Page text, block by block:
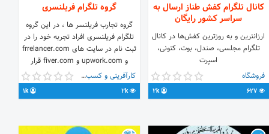
کانال تلگرام کفش طناز ارسال به
سراسر کشور رایگان
ارزانترین و به روزترین کفش‌ها در کانال
تلگرام مجلسی، صندل، بوت، کتونی،
اسپرت
فروشگاه
627
2k
گروه تلگرام فریلنسری
گروه تجارب فریلنسر ها ، در این گروه
تلگرام فریلنسری افراد تجربه خود را در
ثبت نام در سایت های frrelancer.com
و upwork.com و fiver.com قرار
میدهند . سایت های فریلنسری سایت
های دور کاری هستند که شما میتوانید
پروژه های مثلا گرافیکی یا ادیت ویدئو و
کارآفرینی و کسب و کار
2k
1k